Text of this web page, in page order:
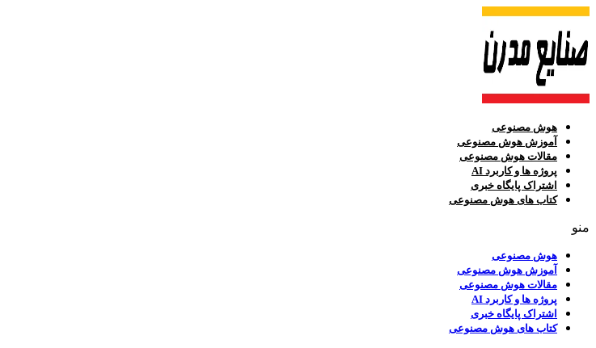
هوش مصنوعی
آموزش هوش مصنوعی
مقالات هوش مصنوعی
پروژه ها و کاربرد AI
اشتراک پایگاه خبری
کتاب های هوش مصنوعی
منو
هوش مصنوعی
آموزش هوش مصنوعی
مقالات هوش مصنوعی
پروژه ها و کاربرد AI
اشتراک پایگاه خبری
کتاب های هوش مصنوعی